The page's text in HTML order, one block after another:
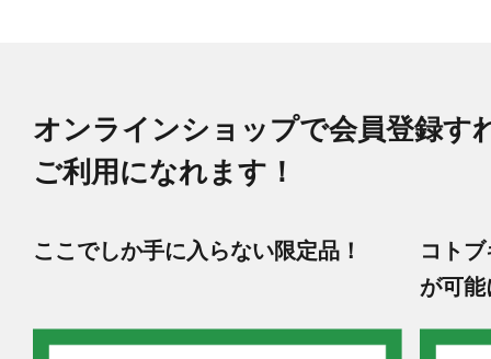
オンラインショップで会員登録す
ご利用になれます！
ここでしか手に入らない限定品！
コト
が可能